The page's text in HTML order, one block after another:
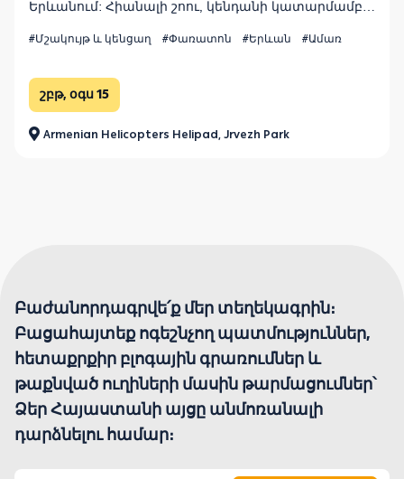
Երևանում: Հիանալի շոու, կենդանի կատարմամբ,
էֆեկտներով բաց երկնքի տակ: Օգոստոսի 15,
#Մշակույթ և կենցաղ #Փառատոն #Երևան #Ամառ
շբթ, օգս 15
Armenian Helicopters Helipad, Jrvezh Park
Բաժանորդագրվե՛ք մեր տեղեկագրին։
Բացահայտեք ոգեշնչող պատմություններ,
հետաքրքիր բլոգային գրառումներ և
թաքնված ուղիների մասին թարմացումներ՝
Ձեր Հայաստանի այցը անմոռանալի
դարձնելու համար։